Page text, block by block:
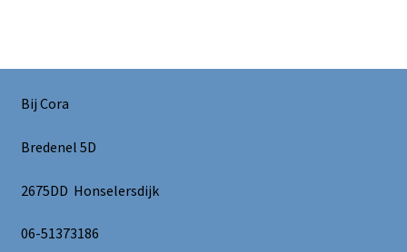
Bij Cora
Bredenel 5D
2675DD Honselersdijk
06-51373186